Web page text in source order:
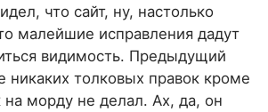
что сайт, ну, настолько
малейшие исправления дадут
видимость. Предыдущий
толковых правок кроме
морду не делал. Ах, да, он